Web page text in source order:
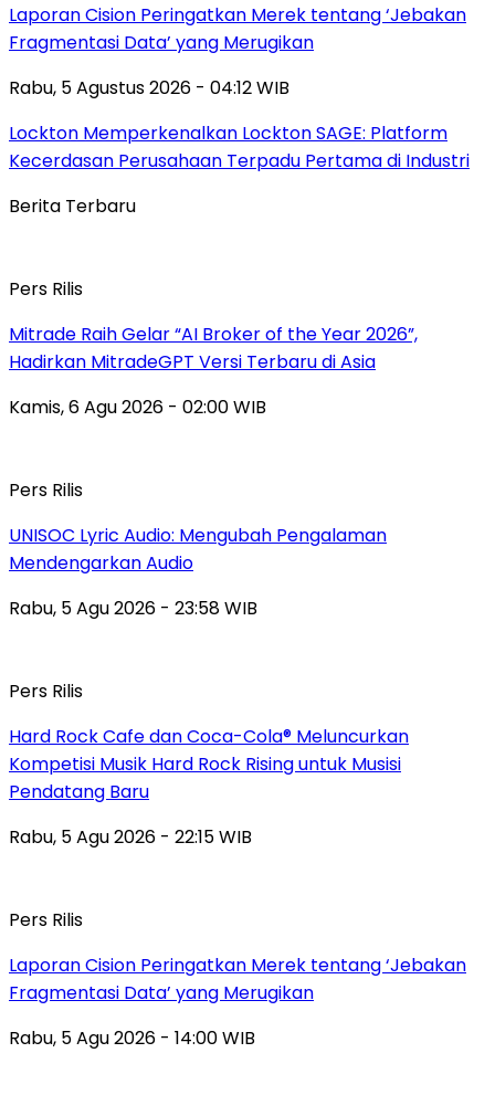
Laporan Cision Peringatkan Merek tentang ‘Jebakan
Fragmentasi Data’ yang Merugikan
Rabu, 5 Agustus 2026 - 04:12 WIB
Lockton Memperkenalkan Lockton SAGE: Platform
Kecerdasan Perusahaan Terpadu Pertama di Industri
Berita Terbaru
Pers Rilis
Mitrade Raih Gelar “AI Broker of the Year 2026”,
Hadirkan MitradeGPT Versi Terbaru di Asia
Kamis, 6 Agu 2026 - 02:00 WIB
Pers Rilis
UNISOC Lyric Audio: Mengubah Pengalaman
Mendengarkan Audio
Rabu, 5 Agu 2026 - 23:58 WIB
Pers Rilis
Hard Rock Cafe dan Coca-Cola® Meluncurkan
Kompetisi Musik Hard Rock Rising untuk Musisi
Pendatang Baru
Rabu, 5 Agu 2026 - 22:15 WIB
Pers Rilis
Laporan Cision Peringatkan Merek tentang ‘Jebakan
Fragmentasi Data’ yang Merugikan
Rabu, 5 Agu 2026 - 14:00 WIB